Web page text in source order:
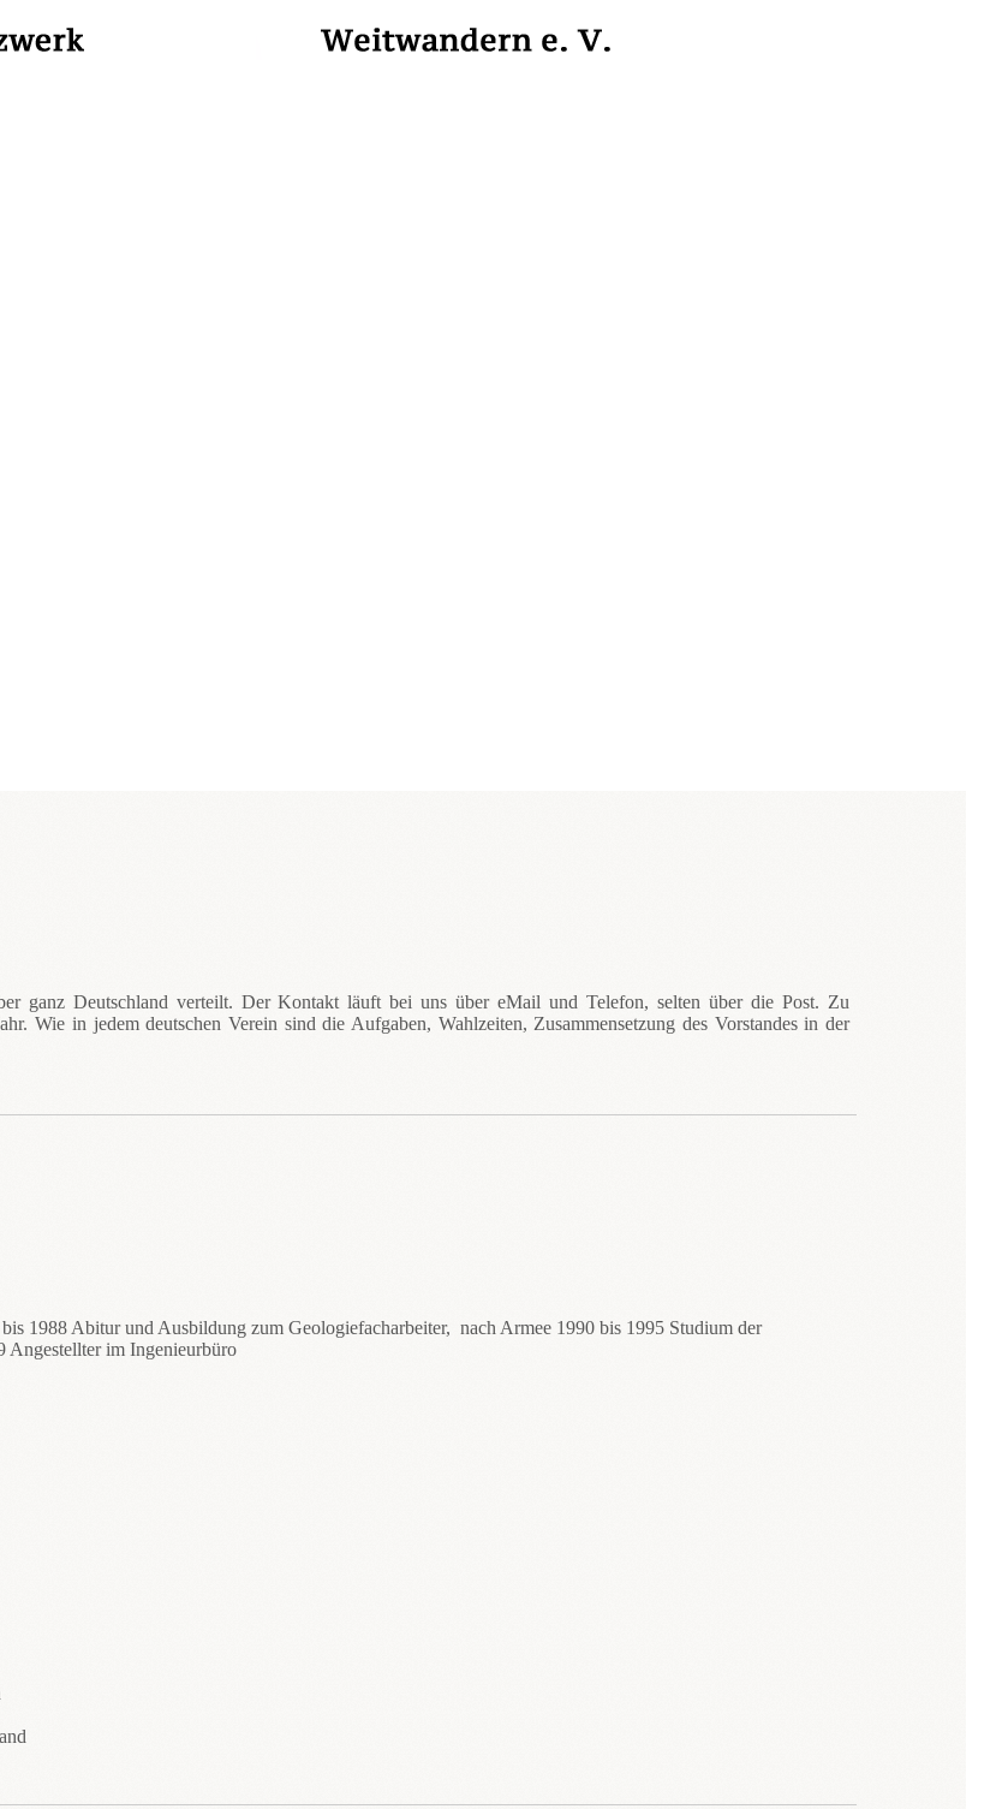
ganz Deutschland verteilt. Der Kontakt läuft bei uns über eMail und Telefon, selten über die Post. Zu
Wie in jedem deutschen Verein sind die Aufgaben, Wahlzeiten, Zusammensetzung des Vorstandes in der
1988 Abitur und Ausbildung zum Geologiefacharbeiter, nach Armee 1990 bis 1995 Studium der
Angestellter im Ingenieurbüro